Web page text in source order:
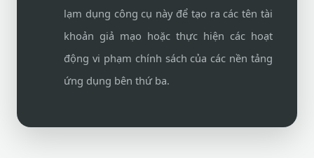
lạm dụng công cụ này để tạo ra các tên tài
khoản giả mạo hoặc thực hiện các hoạt
động vi phạm chính sách của các nền tảng
ứng dụng bên thứ ba.